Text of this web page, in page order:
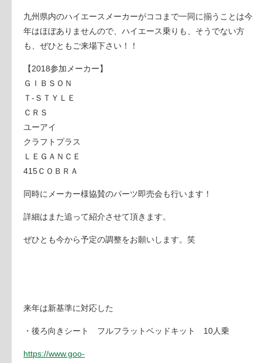
九州県内のハイエースメーカーがココまで一同に揃うことは今
年はほぼありませんので、ハイエース乗りも、そうでない方
も、ぜひともご来場下さい！！
【2018参加メーカー】
ＧＩＢＳＯＮ
Ｔ-ＳＴＹＬＥ
ＣＲＳ
ユーアイ
クラフトプラス
ＬＥＧＡＮＣＥ
415ＣＯＢＲＡ
同時にメーカー様協賛のパーツ即売会も行います！
詳細はまた追って紹介させて頂きます。
ぜひとも今から予定の調整をお願いします。笑
来年は新基準に対応した
・後ろ向きシート フルフラットベッドキット 10人乗
https://www.goo-